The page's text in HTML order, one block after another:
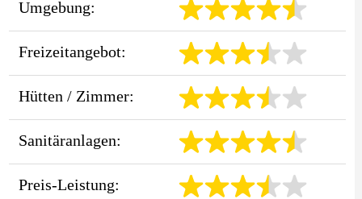
Umgebung:
Freizeitangebot:
Hütten / Zimmer:
Sanitäranlagen:
Preis-Leistung: